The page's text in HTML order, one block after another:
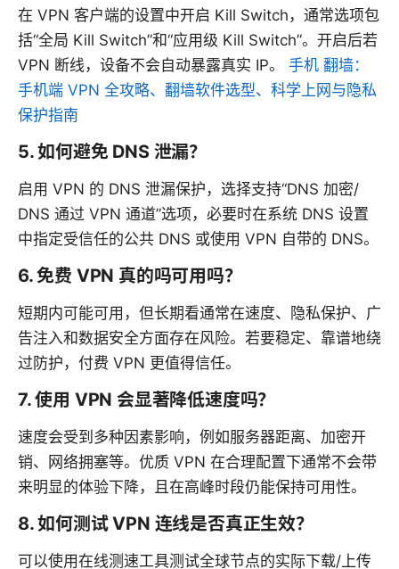
在 VPN 客户端的设置中开启 Kill Switch，通常选项包
括“全局 Kill Switch”和“应用级 Kill Switch”。开启后若
VPN 断线，设备不会自动暴露真实 IP。 手机 翻墙：
手机端 VPN 全攻略、翻墙软件选型、科学上网与隐私
保护指南
5. 如何避免 DNS 泄漏？
启用 VPN 的 DNS 泄漏保护，选择支持“DNS 加密/
DNS 通过 VPN 通道”选项，必要时在系统 DNS 设置
中指定受信任的公共 DNS 或使用 VPN 自带的 DNS。
6. 免费 VPN 真的吗可用吗？
短期内可能可用，但长期看通常在速度、隐私保护、广
告注入和数据安全方面存在风险。若要稳定、靠谱地绕
过防护，付费 VPN 更值得信任。
7. 使用 VPN 会显著降低速度吗？
速度会受到多种因素影响，例如服务器距离、加密开
销、网络拥塞等。优质 VPN 在合理配置下通常不会带
来明显的体验下降，且在高峰时段仍能保持可用性。
8. 如何测试 VPN 连线是否真正生效？
可以使用在线测速工具测试全球节点的实际下载/上传